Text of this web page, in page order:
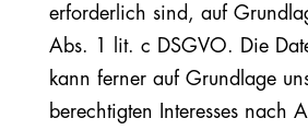
erforderlich sind, auf
Abs. 1 lit. c DSGVO. Die
kann ferner auf Grundlage
berechtigten Interesses nach